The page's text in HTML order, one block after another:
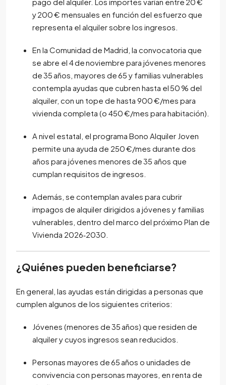
pago del alquiler. Los importes varían entre 20 €
y 200 € mensuales en función del esfuerzo que
representa el alquiler sobre los ingresos.
En la Comunidad de Madrid, la convocatoria que
se abre el 4 de noviembre para jóvenes menores
de 35 años, mayores de 65 y familias vulnerables
contempla ayudas que cubren hasta el 50 % del
alquiler, con un tope de hasta 900 €/mes para
vivienda completa (o 450 €/mes para habitación).
A nivel estatal, el programa Bono Alquiler Joven
permite una ayuda de 250 €/mes durante dos
años para jóvenes menores de 35 años que
cumplan requisitos de ingresos.
Además, se contemplan avales para cubrir
impagos de alquiler dirigidos a jóvenes y familias
vulnerables, dentro del marco del próximo Plan de
Vivienda 2026‑2030.
¿Quiénes pueden beneficiarse?
En general, las ayudas están dirigidas a personas que
cumplen algunos de los siguientes criterios:
Jóvenes (menores de 35 años) que residen de
alquiler y cuyos ingresos sean reducidos.
Personas mayores de 65 años o unidades de
convivencia con personas mayores, en renta de